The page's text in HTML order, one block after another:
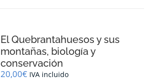
El Quebrantahuesos y sus
montañas, biología y
conservación
20,00€ IVA incluido